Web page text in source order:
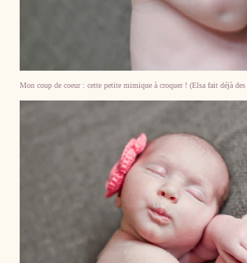
Mon coup de coeur : cette petite mimique à croquer ! (Elsa fait déjà